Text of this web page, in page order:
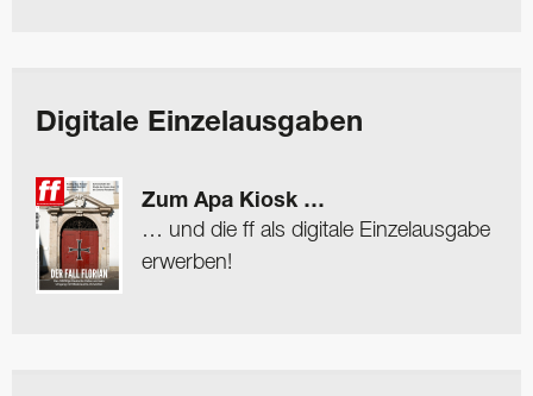
Digitale Einzelausgaben
Zum Apa Kiosk …
… und die ff als digitale Einzelausgabe
erwerben!